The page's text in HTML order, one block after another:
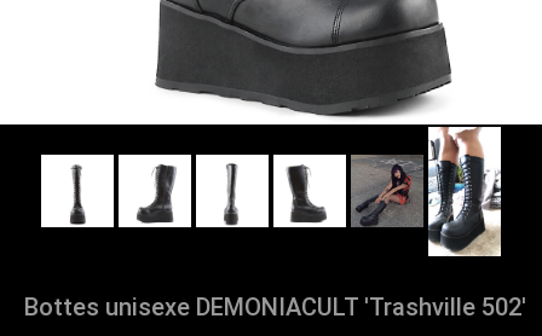
Bottes unisexe DEMONIACULT 'Trashville 502'